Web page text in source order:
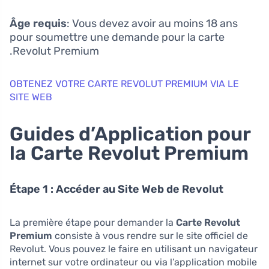
Âge requis: Vous devez avoir au moins 18 ans
pour soumettre une demande pour la carte
Revolut Premium.
OBTENEZ VOTRE CARTE REVOLUT PREMIUM VIA LE
SITE WEB
Guides d’Application pour
la Carte Revolut Premium
Étape 1 : Accéder au Site Web de Revolut
La première étape pour demander la Carte Revolut
Premium consiste à vous rendre sur le site officiel de
Revolut. Vous pouvez le faire en utilisant un navigateur
internet sur votre ordinateur ou via l’application mobile